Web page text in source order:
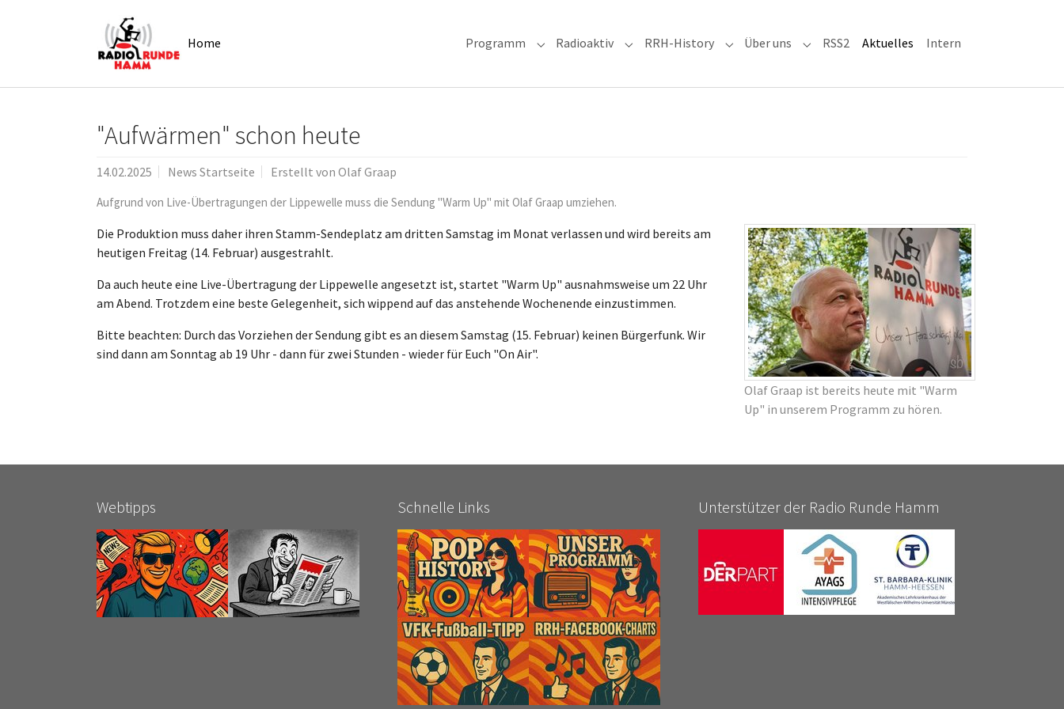
Home Programm Submenu for "Programm"
Radioaktiv Submenu for "Radioaktiv"
RRH-History Submenu for "RRH-History"
Über uns Submenu for "Über uns"
RSS2 Aktuelles (current)
Intern
"Aufwärmen" schon heute
14.02.2025 News Startseite Erstellt von Olaf Graap
Aufgrund von Live-Übertragungen der Lippewelle muss die Sendung "Warm Up" mit Olaf Graap umziehen.
Olaf Graap ist bereits heute mit "Warm
Up" in unserem Programm zu hören.
Die Produktion muss daher ihren Stamm-Sendeplatz am dritten Samstag im Monat verlassen und wird bereits am
heutigen Freitag (14. Februar) ausgestrahlt.
Da auch heute eine Live-Übertragung der Lippewelle angesetzt ist, startet "Warm Up" ausnahmsweise um 22 Uhr
am Abend. Trotzdem eine beste Gelegenheit, sich wippend auf das anstehende Wochenende einzustimmen.
Bitte beachten: Durch das Vorziehen der Sendung gibt es an diesem Samstag (15. Februar) keinen Bürgerfunk. Wir
sind dann am Sonntag ab 19 Uhr - dann für zwei Stunden - wieder für Euch "On Air".
Webtipps Schnelle Links Unterstützer der Radio Runde Hamm